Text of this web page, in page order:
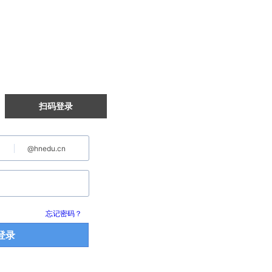
扫码登录
@hnedu.cn
忘记密码？